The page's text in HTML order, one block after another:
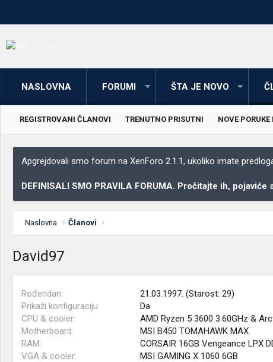
NASLOVNA FORUMI ŠTA JE NOVO
REGISTROVANI ČLANOVI TRENUTNO PRISUTNI NOVE
Apgrejdovali smo forum na XenForo 2.1.1, ukoliko imate
DEFINISALI SMO PRAVILA FORUMA. Pročitajte ih,
Naslovna Članovi
David97
Rođendan
21.03.1997. (Starost: 29)
Prikaži konfiguraciju
Da
CPU & cooler
AMD Ryzen 5 3600 3.60GHz &
Motherboard
MSI B450 TOMAHAWK MAX
RAM
CORSAIR 16GB Vengeance LPX
VGA & cooler
MSI GAMING X 1060 6GB